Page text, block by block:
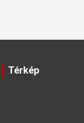
Térkép